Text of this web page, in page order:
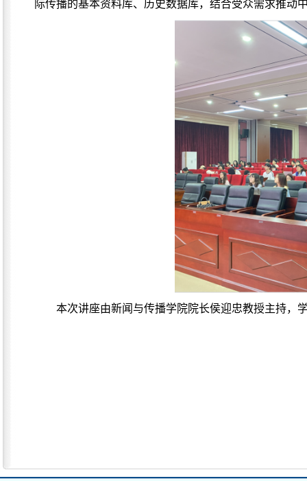
际传播的基本资料库、历史数据库，结合受众需求推动
本次讲座由新闻与传播学院院长侯迎忠教授主持，